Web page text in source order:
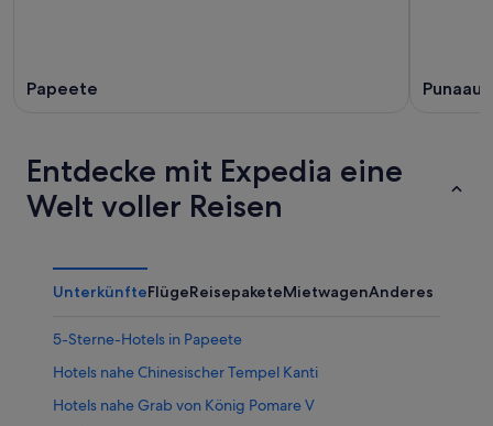
Papeete
Entdecke mit Expedia eine
Welt voller Reisen
UnterkünfteFlügeReisepaketeMietwagenAnderes
5-Sterne-Hotels in Papeete
Hotels nahe Chinesischer Tempel Kanti
Hotels nahe Grab von König Pomare V